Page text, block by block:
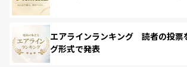
エアラインランキング 読者の投票
グ形式で発表